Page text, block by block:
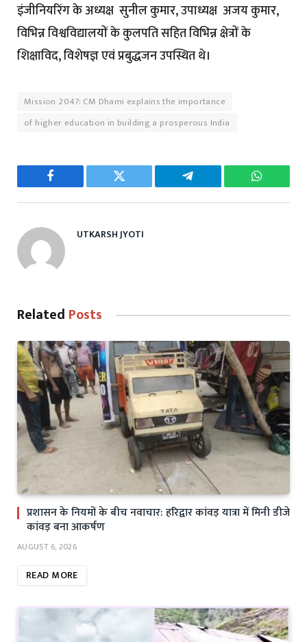
इंजीनियरिंग के अध्यक्ष सुनील कुमार, उपाध्यक्ष अजय कुमार,
विभिन्न विश्वविद्यालयों के कुलपति सहित विभिन्न क्षेत्रों के
शिक्षाविद, विशेषज्ञ एवं प्रबुद्धजन उपस्थित थे।
Mission 2047: CM Dhami explains the importance
of higher education in building a prosperous India
Facebook Twitter Telegram
UTKARSH JYOTI
Related Posts
प्रशासन के नियमों के बीच नवाचार: हरिद्वार कांवड़ यात्रा में मिनी डीजे
कांवड़ बना आकर्षण
AUGUST 6, 2026
READ MORE